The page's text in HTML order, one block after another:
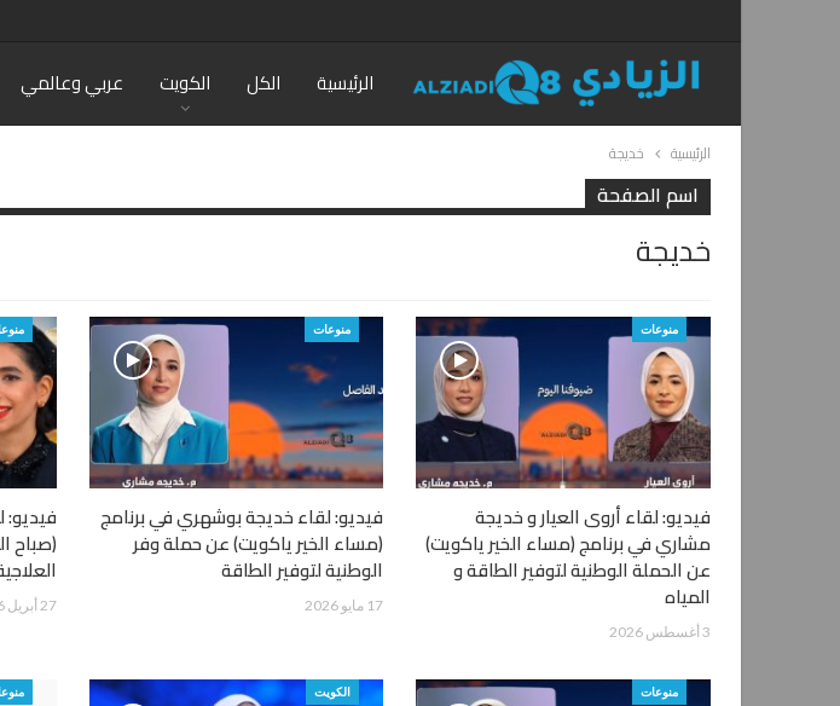
الرئيسية الكل الكويت عربي وعالمي
الرئيسية خديجة
اسم الصفحة
خديجة
منوعات
فيديو: لقاء أروى العيار و خديجة
مشاري في برنامج (مساء الخير ياكويت)
عن الحملة الوطنية لتوفير الطاقة و
المياه
3 أغسطس 2026
منوعات
فيديو: لقاء خديجة بوشهري في برنامج
(مساء الخير ياكويت) عن حملة وفر
الوطنية لتوفير الطاقة
17 مايو 2026
فيديو:
(صباح
27 أبريل 2026
منوعات الكويت